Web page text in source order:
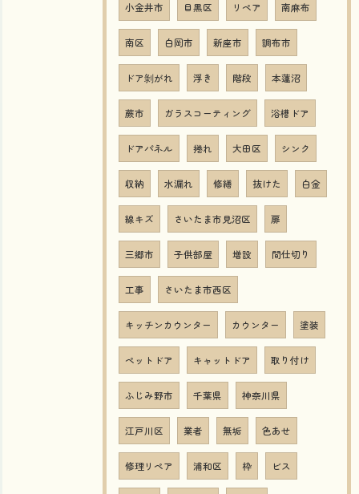
小金井市 目黒区 リペア 南麻布
南区 白岡市 新座市 調布市
ドア剝がれ 浮き 階段 本蓮沼
蕨市 ガラスコーティング 浴槽ドア
ドアパネル 捲れ 大田区 シンク
収納 水漏れ 修繕 抜けた 白金
線キズ さいたま市見沼区 扉
三郷市 子供部屋 増設 間仕切り
工事 さいたま市西区
キッチンカウンター カウンター 塗装
ペットドア キャットドア 取り付け
ふじみ野市 千葉県 神奈川県
江戸川区 業者 無垢 色あせ
修理リペア 浦和区 枠 ビス